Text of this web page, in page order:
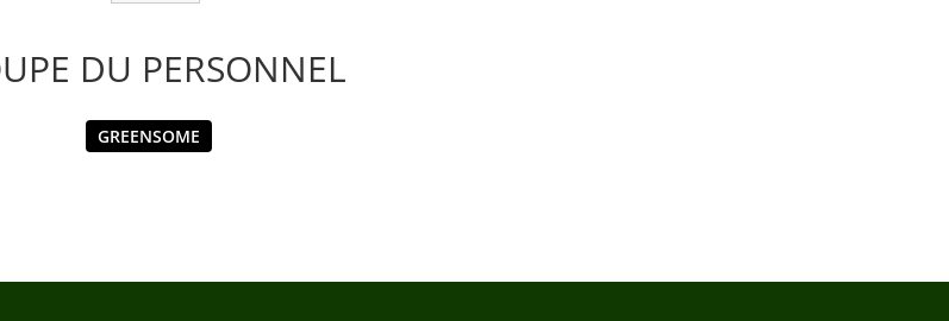
DU PERSONNEL
GREENSOME